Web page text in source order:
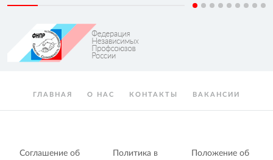
ГЛАВНАЯ О НАС КОНТАКТЫ ВАКАНСИИ
Соглашение об
Политика в
Положение об